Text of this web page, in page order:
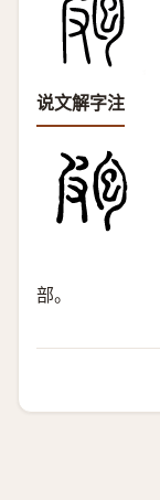
说文解字注
部。